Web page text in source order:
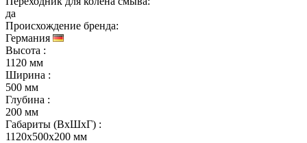
да
Происхождение бренда:
Германия
Высота :
1120 мм
Ширина :
500 мм
Глубина :
200 мм
Габариты (ВхШхГ) :
1120x500x200 мм